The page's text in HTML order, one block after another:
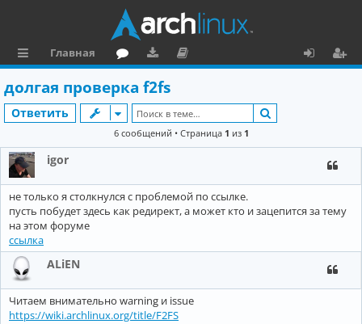
ы
л
к
и
Главная
ру
м
ру
зк
и
ку
м
е
та
р
и
долгая проверка f2fs
Ответить
6 сообщений • Страница 1 из 1
igor
не только я столкнулся с проблемой по ссылке.
пусть побудет здесь как редирект, а может кто и зацепится за тему
на этом форуме
ссылка
ALiEN
Читаем внимательно warning и issue
https://wiki.archlinux.org/title/F2FS